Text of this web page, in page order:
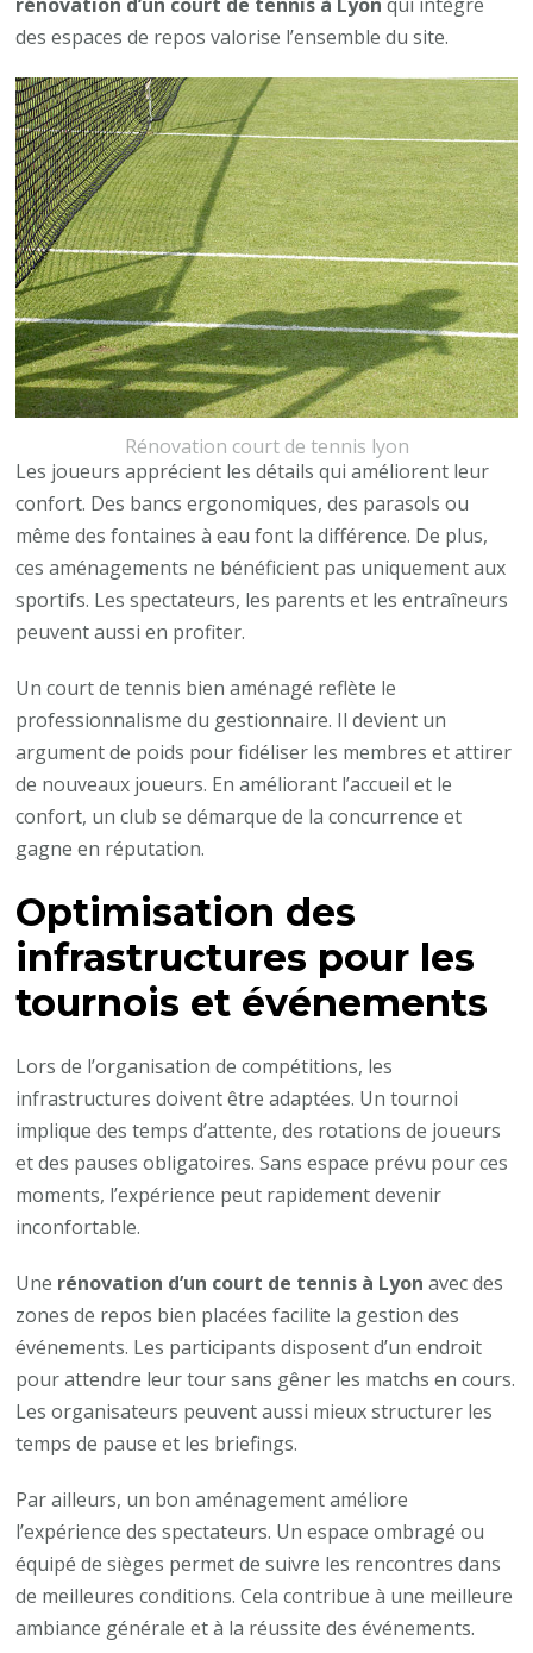
des espaces de repos valorise l’ensemble du site.
Rénovation court de tennis lyon
Les joueurs apprécient les détails qui améliorent leur
confort. Des bancs ergonomiques, des parasols ou
même des fontaines à eau font la différence. De plus,
ces aménagements ne bénéficient pas uniquement aux
sportifs. Les spectateurs, les parents et les entraîneurs
peuvent aussi en profiter.
Un court de tennis bien aménagé reflète le
professionnalisme du gestionnaire. Il devient un
argument de poids pour fidéliser les membres et attirer
de nouveaux joueurs. En améliorant l’accueil et le
confort, un club se démarque de la concurrence et
gagne en réputation.
Optimisation des
infrastructures pour les
tournois et événements
Lors de l’organisation de compétitions, les
infrastructures doivent être adaptées. Un tournoi
implique des temps d’attente, des rotations de joueurs
et des pauses obligatoires. Sans espace prévu pour ces
moments, l’expérience peut rapidement devenir
inconfortable.
Une rénovation d’un court de tennis à Lyon avec des
zones de repos bien placées facilite la gestion des
événements. Les participants disposent d’un endroit
pour attendre leur tour sans gêner les matchs en cours.
Les organisateurs peuvent aussi mieux structurer les
temps de pause et les briefings.
Par ailleurs, un bon aménagement améliore
l’expérience des spectateurs. Un espace ombragé ou
équipé de sièges permet de suivre les rencontres dans
de meilleures conditions. Cela contribue à une meilleure
ambiance générale et à la réussite des événements.